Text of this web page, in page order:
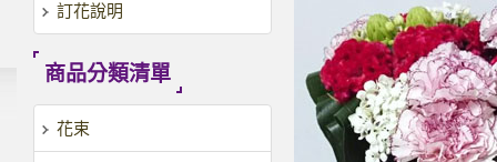
訂花說明
商品分類清單
花束